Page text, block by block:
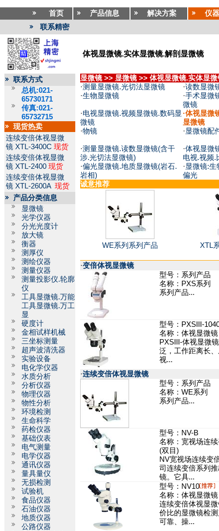
首页 产品信息 解决方案
仪
联系精密
体视显微镜.实体显微镜.解剖显微镜
联系方式
总机:021-
65730171
传真:021-
65732715
现货热卖
连续变倍体视显微
镜 XTL-3400C 现货
连续变倍体视显微
镜 XTL-2400 现货
连续变倍体视显微
镜 XTL-2600A 现货
产品分类信息
显微镜
光学仪器
分光光度计
放大镜
衡器
测厚仪
测绘仪器
测量仪器
测量投影仪.轮廓
仪
工具显微镜.万能
工具显微镜.万工
显
硬度计
金相试样机械
三坐标测量
超声波清洗器
实验设备
电化学仪器
水质分析
分析仪器
物理仪器
物性分析
环境检测
生命科学
药检仪器
基础仪表
电气测量
电学仪器
通讯仪器
量具量仪
无损检测
试验机
食品仪器
石油仪器
地质仪器
公路仪器
显微镜 >> 显微镜 >> 体视显微镜.实体显
·测量显微镜.光切法显微镜 ·读数显微
·生物显微镜 ·手术显微
微镜
·电视显微镜.视频显微镜.数码显
微镜
·体视显微
显微镜
·物镜 ·显微镜配
·测量显微镜.读数显微镜(含干
涉.光切法显微镜)
·体视显微
电视.视频.
·偏光显微镜.地质显微镜(岩石.
岩相)
·显微镜:生
偏光
诚意推荐
WE系列系列产品 XTL
·变倍体视显微镜
型号：系列产品
名称：PXS系列
系列产品...
型号：PXSIII-
名称：体视显微镜
PXSIII-体视显微
泛，工作距离长
视...
·连续变倍体视显微镜
型号：系列产品
名称：WE系列
系列产品...
型号：NV-B
名称：宽视场连
(双目)
NV宽视场连续变
司连续变倍系列
镜。它具...
型号：NV10
名称：体视显微镜
连续变倍体视显
价比的显微镜检
可靠、操...